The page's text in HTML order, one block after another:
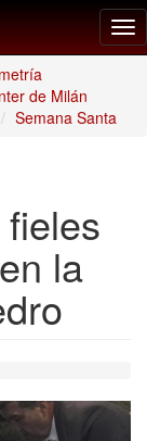
de Milán
Semana Santa
la